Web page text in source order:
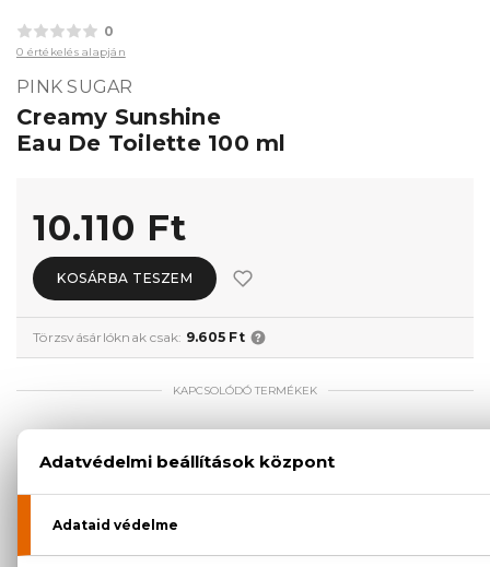
0
0 értékelés alapján
PINK SUGAR
Creamy Sunshine
Eau De Toilette 100 ml
10.110 Ft
KOSÁRBA TESZEM
Törzsvásárlóknak csak: 9.605 Ft
KAPCSOLÓDÓ TERMÉKEK
100% eredeti termékek,14 napos visszaküldési
20 779 1924